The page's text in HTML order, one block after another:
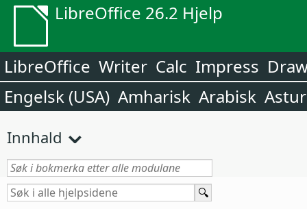
LibreOffice 26.2 Hjelp
LibreOffice Writer Calc Impress
Engelsk (USA) Amharisk Arabisk
Innhald